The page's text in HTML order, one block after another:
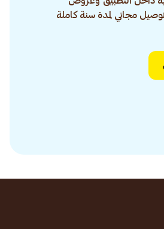
مجاني لمدة سنة كاملة